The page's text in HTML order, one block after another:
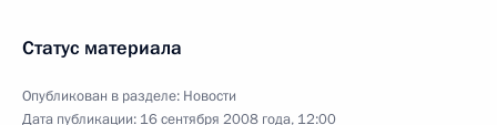
Статус материала
Опубликован в разделе: Новости
Дата публикации: 16 сентября 2008 года, 12:00